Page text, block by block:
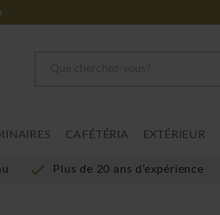
CAFÉTÉRIA EXTÉRIEUR
Plus de 20 ans d’expérience